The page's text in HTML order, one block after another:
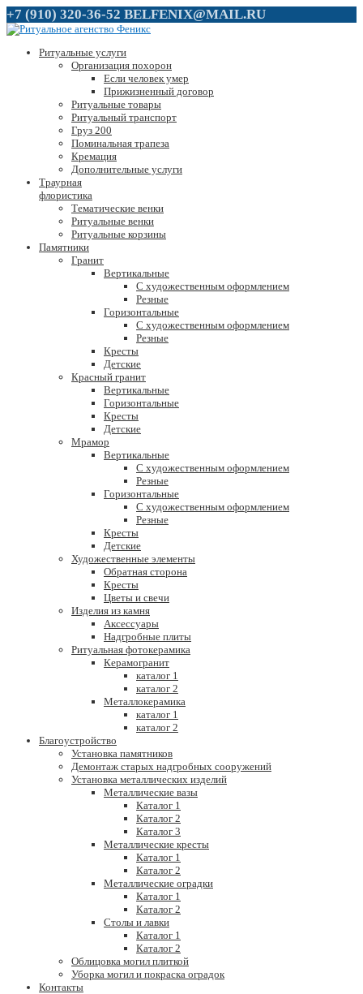
+7 (910) 320-36-52 BELFENIX@MAIL.RU
Ритуальные услуги
Организация похорон
Если человек умер
Прижизненный договор
Ритуальные товары
Ритуальный транспорт
Груз 200
Поминальная трапеза
Кремация
Дополнительные услуги
Траурная
флористика
Тематические венки
Ритуальные венки
Ритуальные корзины
Памятники
Гранит
Вертикальные
С художественным оформлением
Резные
Горизонтальные
С художественным оформлением
Резные
Кресты
Детские
Красный гранит
Вертикальные
Горизонтальные
Кресты
Детские
Мрамор
Вертикальные
С художественным оформлением
Резные
Горизонтальные
С художественным оформлением
Резные
Кресты
Детские
Художественные элементы
Обратная сторона
Кресты
Цветы и свечи
Изделия из камня
Аксессуары
Надгробные плиты
Ритуальная фотокерамика
Керамогранит
каталог 1
каталог 2
Металлокерамика
каталог 1
каталог 2
Благоустройство
Установка памятников
Демонтаж старых надгробных сооружений
Установка металлических изделий
Металлические вазы
Каталог 1
Каталог 2
Каталог 3
Металлические кресты
Каталог 1
Каталог 2
Металлические оградки
Каталог 1
Каталог 2
Столы и лавки
Каталог 1
Каталог 2
Облицовка могил плиткой
Уборка могил и покраска оградок
Контакты